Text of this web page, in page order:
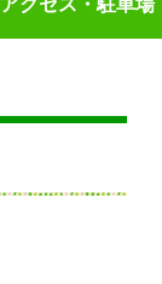
アクセス・駐車場